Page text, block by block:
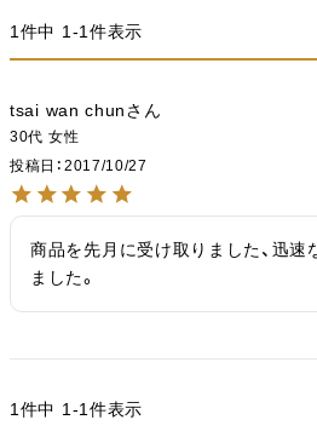
1件中 1-1件表示
tsai wan chun
30代 女性
投稿日
2017/10/27
商品を先月に受け取りました、迅
ました。
1件中 1-1件表示